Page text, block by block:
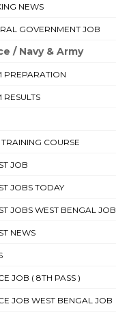
NEWS
GOVERNMENT JOB
/ Navy & Army
PREPARATION
RESULTS
TRAINING COURSE
JOB
JOBS TODAY
JOBS WEST BENGAL JOB
NEWS
JOB ( 8TH PASS )
JOB WEST BENGAL JOB